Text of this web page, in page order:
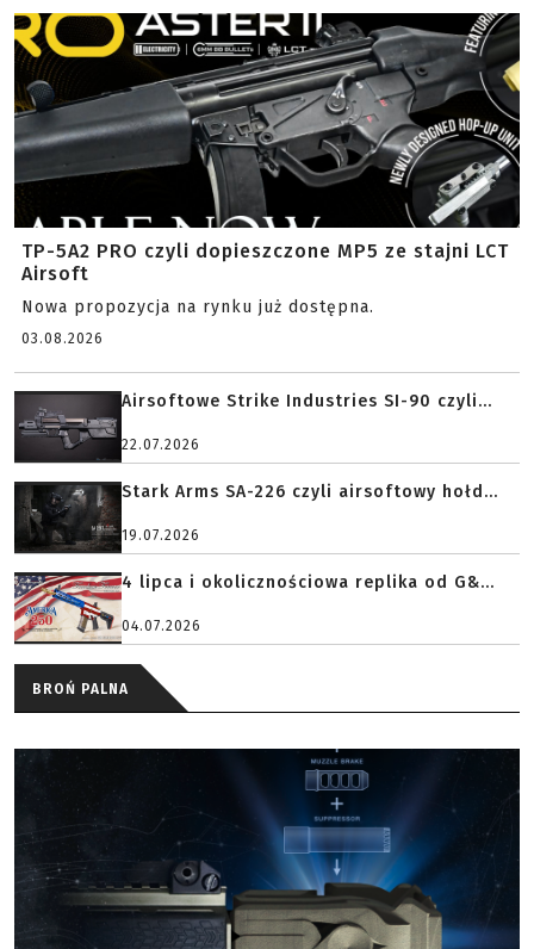
TP-5A2 PRO czyli dopieszczone MP5 ze stajni LCT
Airsoft
Nowa propozycja na rynku już dostępna.
03.08.2026
Airsoftowe Strike Industries SI-90 czyli...
22.07.2026
Stark Arms SA-226 czyli airsoftowy hołd...
19.07.2026
4 lipca i okolicznościowa replika od G&...
04.07.2026
BROŃ PALNA